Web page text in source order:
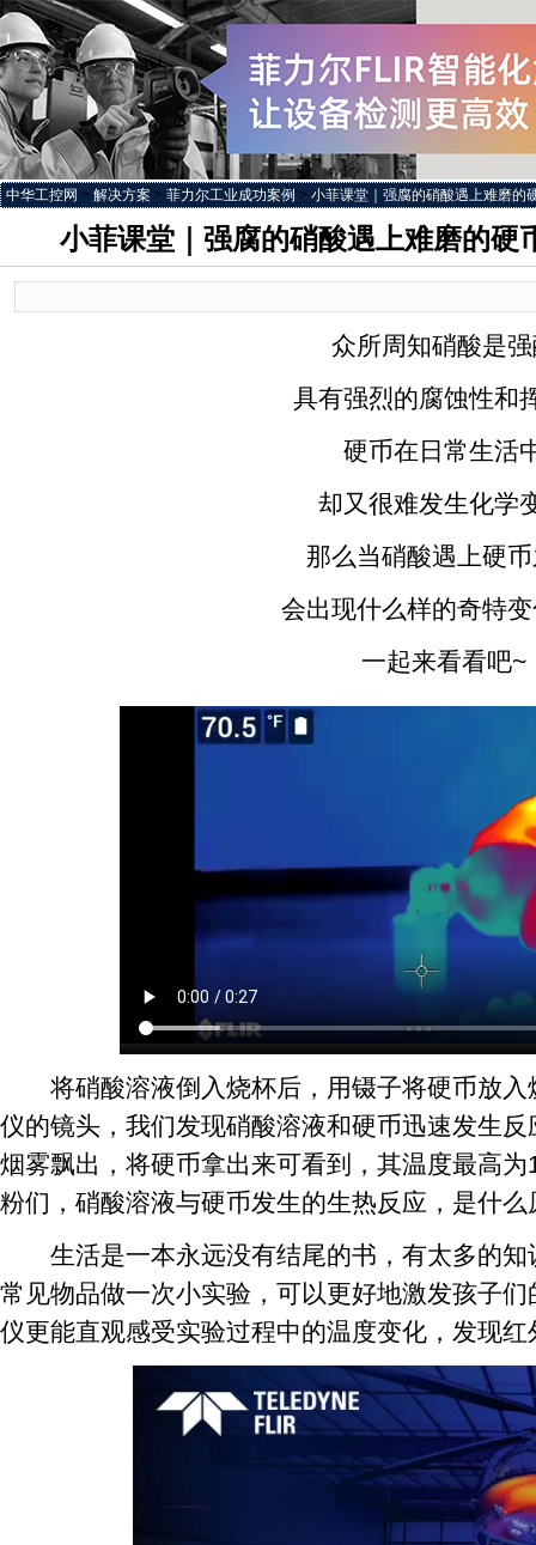
中华工控网 > 解决方案 > 菲力尔工业成功案例 > 小菲课堂｜强腐的硝酸遇上难磨的
小菲课堂｜强腐的硝酸遇上难磨的硬
众所周知硝酸是强
具有强烈的腐蚀性和
硬币在日常生活
却又很难发生化学
那么当硝酸遇上硬币
会出现什么样的奇特变
一起来看看吧~
将硝酸溶液倒入烧杯后，用镊子将硬币放入
仪的镜头，我们发现硝酸溶液和硬币迅速发生
烟雾飘出，将硬币拿出来可看到，其温度最高
粉们，硝酸溶液与硬币发生的生热反应，是什么
生活是一本永远没有结尾的书，有太多的知
常见物品做一次小实验，可以更好地激发孩子
仪更能直观感受实验过程中的温度变化，发现